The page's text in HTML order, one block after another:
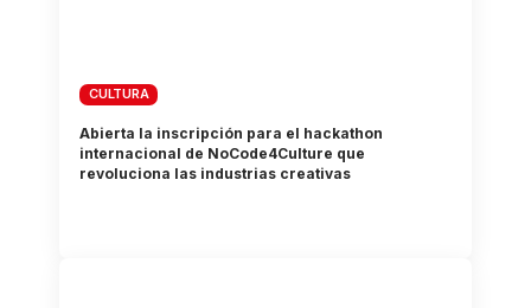
CULTURA
Abierta la inscripción para el hackathon
internacional de NoCode4Culture que
revoluciona las industrias creativas